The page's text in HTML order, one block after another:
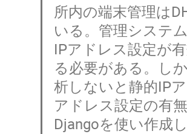
所内の端末管理は
いる。管理システ
IPアドレス設定が
る必要がある。し
析しないと静的IP
アドレス設定の有
Djangoを使い作成